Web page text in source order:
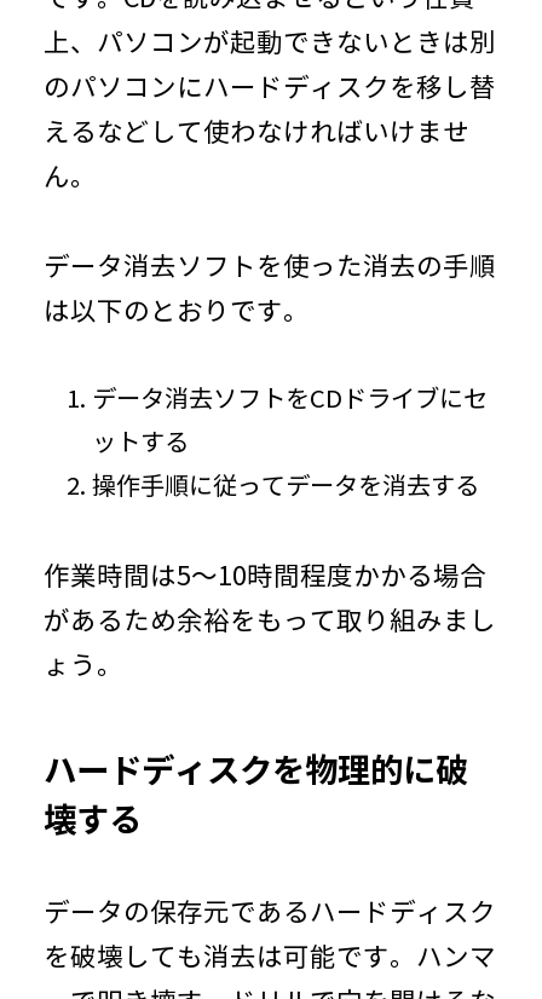
上、パソコンが起動できないときは別
のパソコンにハードディスクを移し替
えるなどして使わなければいけませ
ん。
データ消去ソフトを使った消去の手順
は以下のとおりです。
データ消去ソフトをCDドライブにセ
ットする
操作手順に従ってデータを消去する
作業時間は5～10時間程度かかる場合
があるため余裕をもって取り組みまし
ょう。
ハードディスクを物理的に破
壊する
データの保存元であるハードディスク
を破壊しても消去は可能です。ハンマ